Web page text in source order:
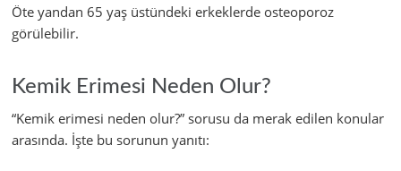
Öte yandan 65 yaş üstündeki erkeklerde osteoporoz
görülebilir.
Kemik Erimesi Neden Olur?
“Kemik erimesi neden olur?” sorusu da merak edilen konular
arasında. İşte bu sorunun yanıtı: